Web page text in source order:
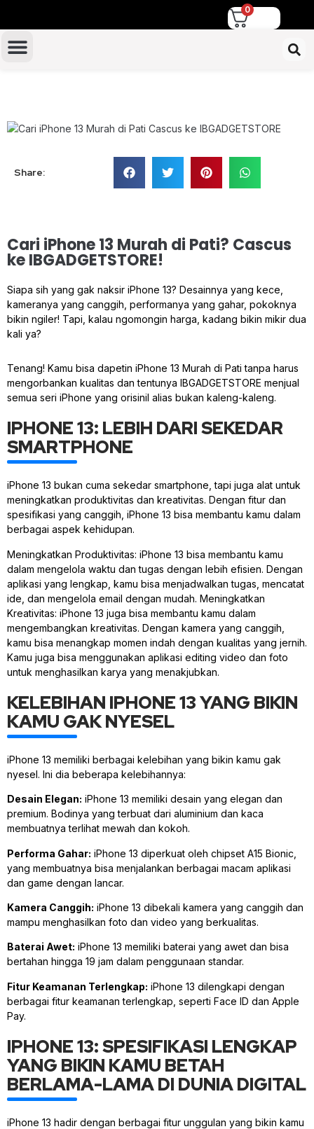
0
Share:
Cari iPhone 13 Murah di Pati? Cascus
ke IBGADGETSTORE!
Siapa sih yang gak naksir iPhone 13? Desainnya yang kece,
kameranya yang canggih, performanya yang gahar, pokoknya
bikin ngiler! Tapi, kalau ngomongin harga, kadang bikin mikir dua
kali ya?
Tenang! Kamu bisa dapetin iPhone 13 Murah di Pati tanpa harus
mengorbankan kualitas dan tentunya IBGADGETSTORE menjual
semua seri iPhone yang orisinil alias bukan kaleng-kaleng.
IPHONE 13: LEBIH DARI SEKEDAR
SMARTPHONE
iPhone 13 bukan cuma sekedar smartphone, tapi juga alat untuk
meningkatkan produktivitas dan kreativitas. Dengan fitur dan
spesifikasi yang canggih, iPhone 13 bisa membantu kamu dalam
berbagai aspek kehidupan.
Meningkatkan Produktivitas: iPhone 13 bisa membantu kamu
dalam mengelola waktu dan tugas dengan lebih efisien. Dengan
aplikasi yang lengkap, kamu bisa menjadwalkan tugas, mencatat
ide, dan mengelola email dengan mudah. Meningkatkan
Kreativitas: iPhone 13 juga bisa membantu kamu dalam
mengembangkan kreativitas. Dengan kamera yang canggih,
kamu bisa menangkap momen indah dengan kualitas yang jernih.
Kamu juga bisa menggunakan aplikasi editing video dan foto
untuk menghasilkan karya yang menakjubkan.
KELEBIHAN IPHONE 13 YANG BIKIN
KAMU GAK NYESEL
iPhone 13 memiliki berbagai kelebihan yang bikin kamu gak
nyesel. Ini dia beberapa kelebihannya:
Desain Elegan: iPhone 13 memiliki desain yang elegan dan
premium. Bodinya yang terbuat dari aluminium dan kaca
membuatnya terlihat mewah dan kokoh.
Performa Gahar: iPhone 13 diperkuat oleh chipset A15 Bionic,
yang membuatnya bisa menjalankan berbagai macam aplikasi
dan game dengan lancar.
Kamera Canggih: iPhone 13 dibekali kamera yang canggih dan
mampu menghasilkan foto dan video yang berkualitas.
Baterai Awet: iPhone 13 memiliki baterai yang awet dan bisa
bertahan hingga 19 jam dalam penggunaan standar.
Fitur Keamanan Terlengkap: iPhone 13 dilengkapi dengan
berbagai fitur keamanan terlengkap, seperti Face ID dan Apple
Pay.
IPHONE 13: SPESIFIKASI LENGKAP
YANG BIKIN KAMU BETAH
BERLAMA-LAMA DI DUNIA DIGITAL
iPhone 13 hadir dengan berbagai fitur unggulan yang bikin kamu